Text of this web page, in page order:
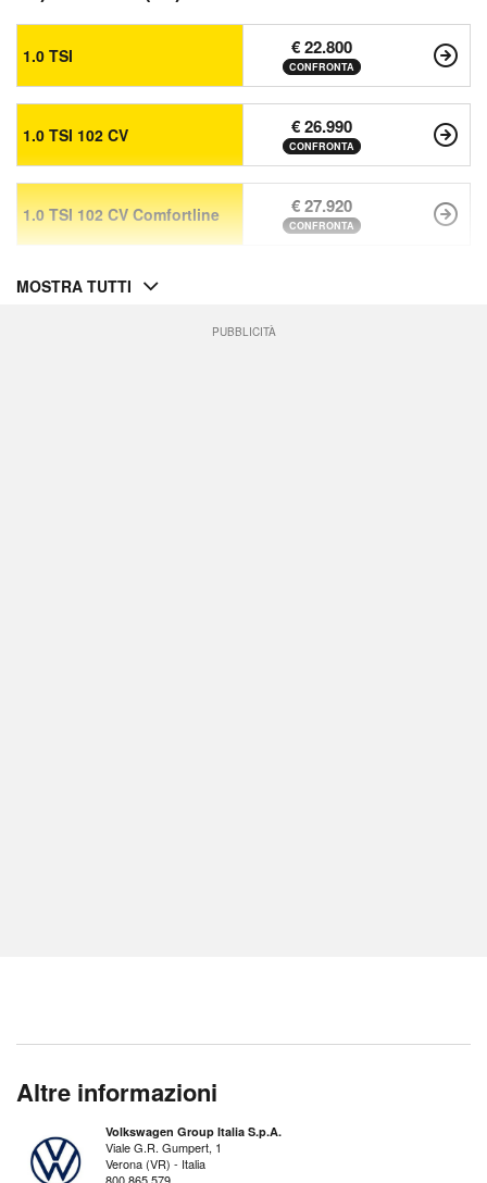
1.0 TSI € 22.800
CONFRONTA
1.0 TSI 102 CV € 26.990
CONFRONTA
1.0 TSI 102 CV Comfortline € 27.920
CONFRONTA
MOSTRA TUTTI
PUBBLICITÀ
Altre informazioni
Volkswagen Group Italia S.p.A.
Viale G.R. Gumpert, 1
Verona (VR) - Italia
800 865 579